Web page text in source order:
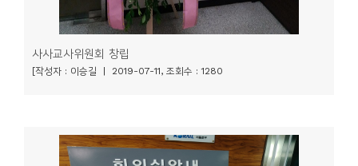
사사교사위원회 창립
[작성자 : 이승길 | 2019-07-11, 조회수 : 1280